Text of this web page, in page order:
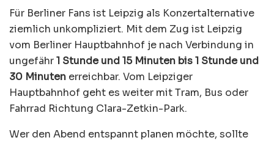
Für Berliner Fans ist Leipzig als Konzertalternative
ziemlich unkompliziert. Mit dem Zug ist Leipzig
vom Berliner Hauptbahnhof je nach Verbindung in
ungefähr1 Stunde und 15 Minuten bis 1 Stunde und
30 Minuten erreichbar. Vom Leipziger
Hauptbahnhof geht es weiter mit Tram, Bus oder
Fahrrad Richtung Clara-Zetkin-Park.
Wer den Abend entspannt planen möchte, sollte